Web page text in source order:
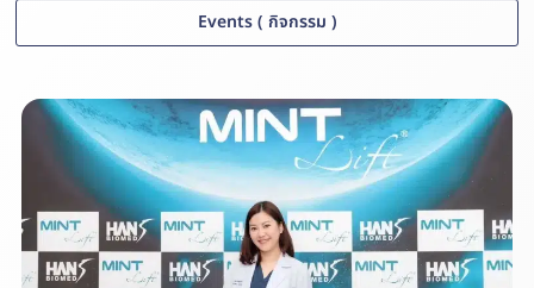
Events ( กิจกรรม )